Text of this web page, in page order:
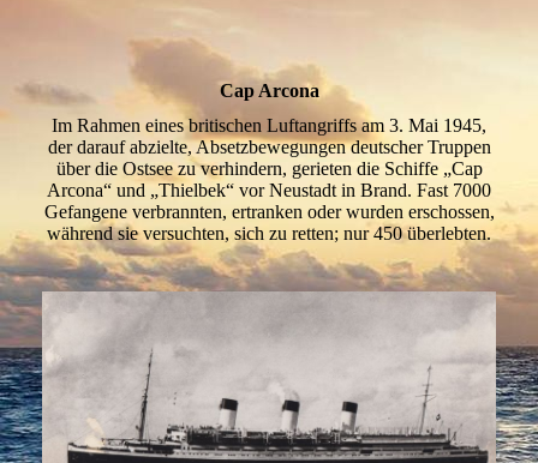
Cap Arcona
Im Rahmen eines britischen Luftangriffs am 3. Mai 1945,
der darauf abzielte, Absetzbewegungen deutscher Truppen
über die Ostsee zu verhindern, gerieten die Schiffe „Cap
Arcona“ und „Thielbek“ vor Neustadt in Brand. Fast 7000
Gefangene verbrannten, ertranken oder wurden erschossen,
während sie versuchten, sich zu retten; nur 450 überlebten.